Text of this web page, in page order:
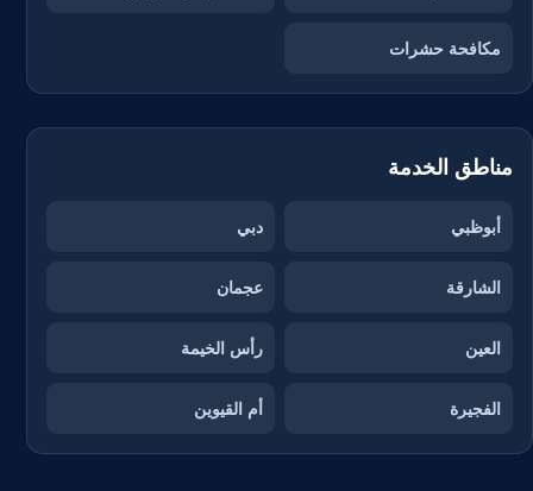
مكافحة حشرات
مناطق الخدمة
أبوظبي دبي
الشارقة عجمان
العين رأس الخيمة
الفجيرة أم القيوين